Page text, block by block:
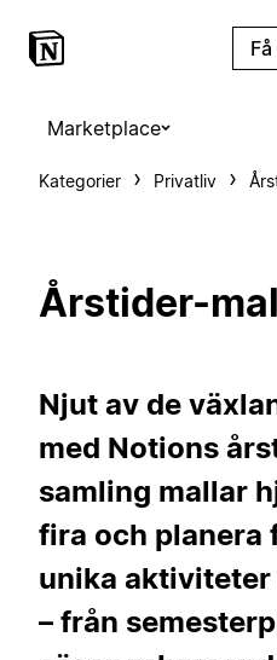
Marketplace
Kategorier Privatliv
Årstider-
Njut av de
med Notions
samling mallar
fira och planera
unika
– från